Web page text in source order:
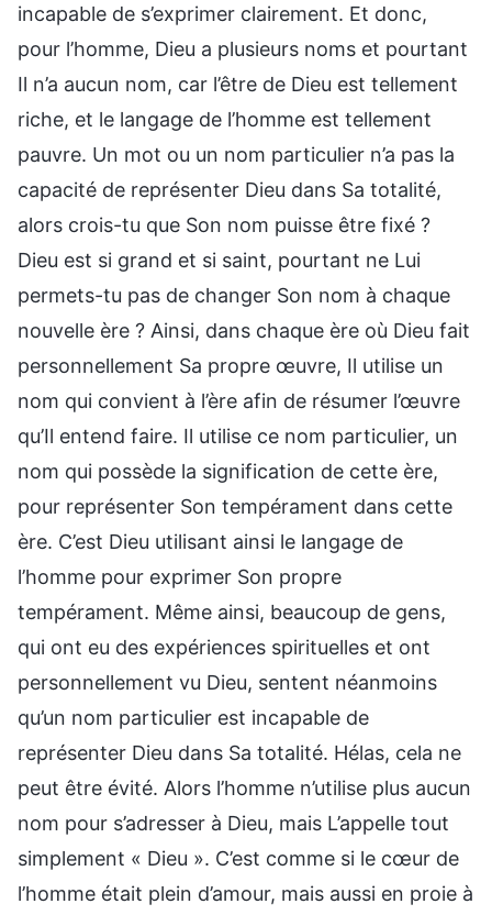
incapable de s’exprimer clairement. Et donc,
pour l’homme, Dieu a plusieurs noms et pourtant
Il n’a aucun nom, car l’être de Dieu est tellement
riche, et le langage de l’homme est tellement
pauvre. Un mot ou un nom particulier n’a pas la
capacité de représenter Dieu dans Sa totalité,
alors crois-tu que Son nom puisse être fixé ?
Dieu est si grand et si saint, pourtant ne Lui
permets-tu pas de changer Son nom à chaque
nouvelle ère ? Ainsi, dans chaque ère où Dieu fait
personnellement Sa propre œuvre, Il utilise un
nom qui convient à l’ère afin de résumer l’œuvre
qu’Il entend faire. Il utilise ce nom particulier, un
nom qui possède la signification de cette ère,
pour représenter Son tempérament dans cette
ère. C’est Dieu utilisant ainsi le langage de
l’homme pour exprimer Son propre
tempérament. Même ainsi, beaucoup de gens,
qui ont eu des expériences spirituelles et ont
personnellement vu Dieu, sentent néanmoins
qu’un nom particulier est incapable de
représenter Dieu dans Sa totalité. Hélas, cela ne
peut être évité. Alors l’homme n’utilise plus aucun
nom pour s’adresser à Dieu, mais L’appelle tout
simplement « Dieu ». C’est comme si le cœur de
l’homme était plein d’amour, mais aussi en proie à